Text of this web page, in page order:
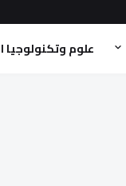
علوم وتكنولوجيا